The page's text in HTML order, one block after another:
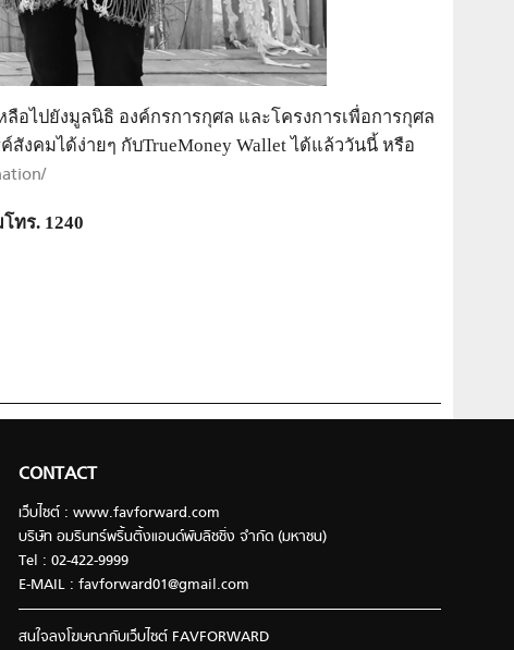
อไปยังมูลนิธิ องค์กรการกุศล และโครงการเพื่อการกุศล
งคมได้ง่ายๆ กับTrueMoney Wallet ได้แล้ววันนี้ หรือ
ทร. 1240
CONTACT
เว็บไซต์ : www.favforward.com
บริษัท อมรินทร์พริ้นติ้งแอนด์พับลิชชิ่ง จำกัด (มหาชน)
Tel : 02-422-9999
E-MAIL : favforward01@gmail.com
สนใจลงโฆษณากับเว็บไซต์ FAVFORWARD